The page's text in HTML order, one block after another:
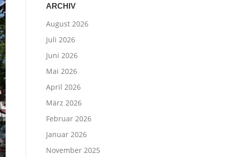
ARCHIV
August 2026
Juli 2026
Juni 2026
Mai 2026
April 2026
März 2026
Februar 2026
Januar 2026
November 2025